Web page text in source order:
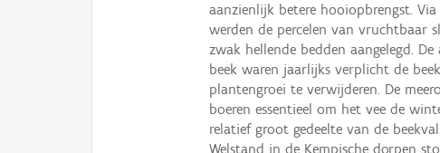
aanzienlijk betere hooiopbrengst.
werden de percelen van vruchtbaar
zwak hellende bedden aangelegd.
beek waren jaarlijks verplicht de
plantengroei te verwijderen. De
boeren essentieel om het vee de
relatief groot gedeelte van de
Welstand in de Kempische dorpen